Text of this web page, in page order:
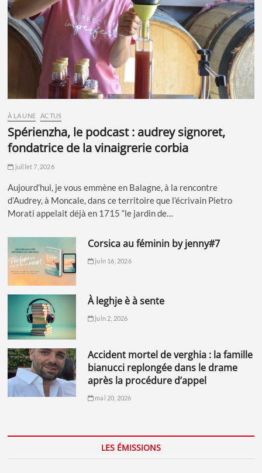
À LA UNE ACTUS
spérienzha, le podcast : audrey signoret,
fondatrice de la vinaigrerie corbia
juillet 7, 2026
Aujourd’hui, je vous emmène en Balagne, à la rencontre
d’Audrey, à Moncale, dans ce territoire que l’écrivain Pietro
Morati appelait déjà en 1715 “le jardin de…
corsica au féminin by jenny#7
juin 16, 2026
à leghje è à sente
juin 2, 2026
accident mortel de verghia : la famille
bianucci replongée dans le drame
après la procédure d’appel
mai 20, 2026
LES ÉMISSIONS